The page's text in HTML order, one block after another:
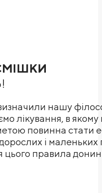
нашу
лікування, в якому
повинна стати
і маленьких
правила